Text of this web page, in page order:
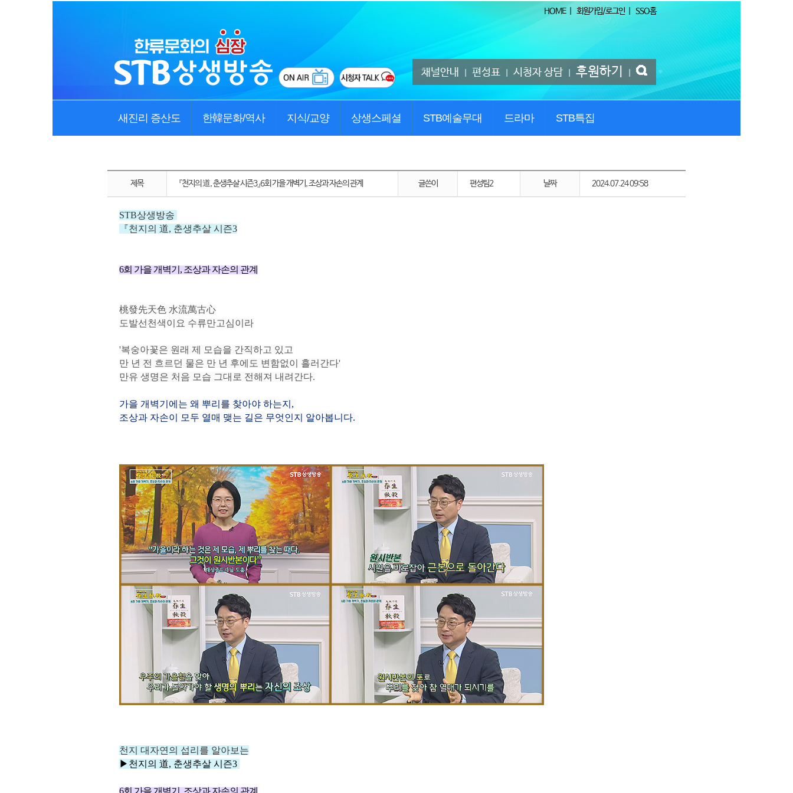
HOME| 회원가입/로그인 SSO홈
채널안내 편성표 시청자 상담 후원하기
새진리 증산도 한韓문화/역사 지식/교양 상생스페셜 STB예술무대 드라마 STB특집
제목 『천지의 道, 춘생추살 시즌3』6회 가을 개벽기, 조상과 자손의 관계 글쓴이 편성팀2 날짜 2024.07.24 09:58
STB상생방송
『천지의 道, 춘생추살 시즌3
6회 가을 개벽기, 조상과 자손의 관계
桃發先天色 水流萬古心
도발선천색이요 수류만고심이라
'복숭아꽃은 원래 제 모습을 간직하고 있고
만 년 전 흐르던 물은 만 년 후에도 변함없이 흘러간다'
만유 생명은 처음 모습 그대로 전해져 내려간다.
가을 개벽기에는 왜 뿌리를 찾아야 하는지,
조상과 자손이 모두 열매 맺는 길은 무엇인지 알아봅니 다.
천지 대자연의 섭리를 알아보 는
▶ 천지의 道, 춘생추살 시즌3
6회 가을 개벽기, 조상과 자손의 관계